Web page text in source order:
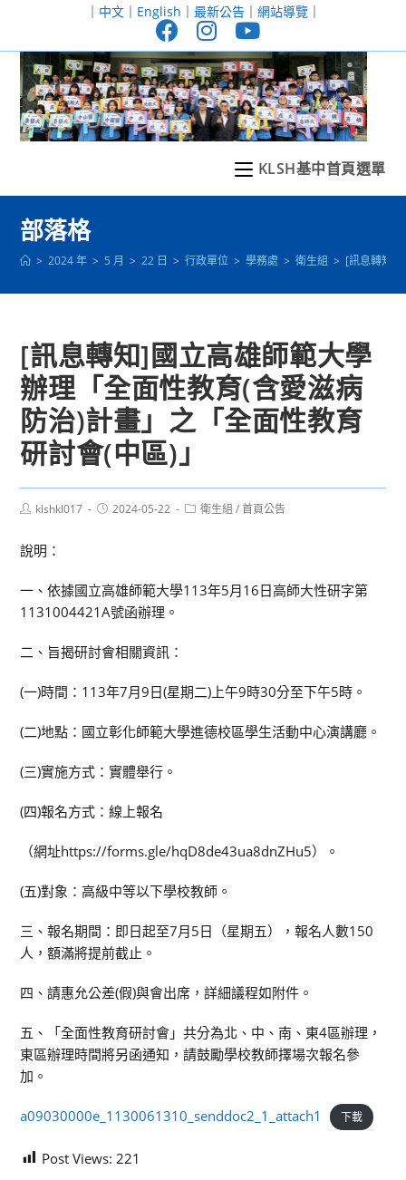
至
｜ 中文｜ English ｜ 最新公告｜ 網站導覽｜
KLSH基中首頁選單
部落格
> 2024 年 > 5 月 > 22 日 > 行政單位 > 學務處 > 衛生組 > [訊息轉知]
[訊息轉知]國立高雄師範大學
辦理「全面性教育(含愛滋病
防治)計畫」之「全面性教育
研討會(中區)」
Postklshkl017
Post2024-05-22
Post衛生組 / 首頁公告
說明：
一、依據國立高雄師範大學113年5月16日高師大性研字第
1131004421A號函辦理。
二、旨揭研討會相關資訊：
(一)時間：113年7月9日(星期二)上午9時30分至下午5時。
(二)地點：國立彰化師範大學進德校區學生活動中心演講廳。
(三)實施方式：實體舉行。
(四)報名方式：線上報名
（網址https://forms.gle/hqD8de43ua8dnZHu5）。
(五)對象：高級中等以下學校教師。
三、報名期間：即日起至7月5日（星期五），報名人數150
人，額滿將提前截止。
四、請惠允公差(假)與會出席，詳細議程如附件。
五、「全面性教育研討會」共分為北、中、南、東4區辦理，
東區辦理時間將另函通知，請鼓勵學校教師擇場次報名參
加。
a09030000e_1130061310_senddoc2_1_attach1 下載
Post Views: 221